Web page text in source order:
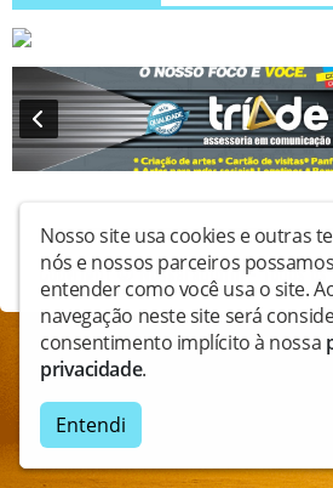
Copyright © Nossaradiofm - Todos
Nosso site usa cookies e outras
nós e nossos parceiros
entender como você usa o site.
navegação neste site será
consentimento implícito à nossa
privacidade.
Entendi